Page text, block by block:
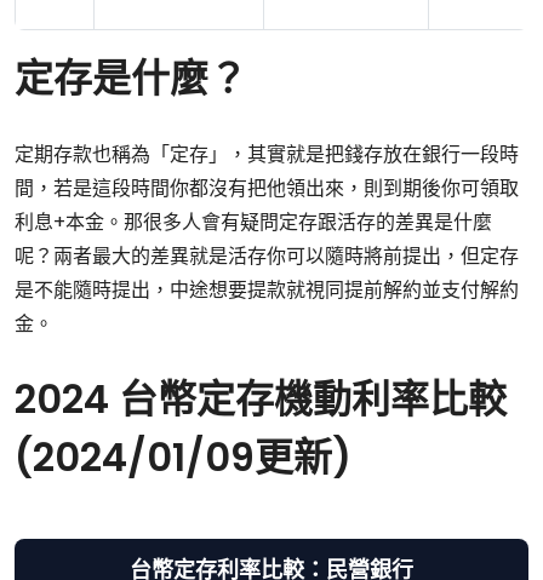
定存是什麼？
定期存款也稱為「定存」，其實就是把錢存放在銀行一段時
間，若是這段時間你都沒有把他領出來，則到期後你可領取
利息+本金。那很多人會有疑問定存跟活存的差異是什麼
呢？兩者最大的差異就是活存你可以隨時將前提出，但定存
是不能隨時提出，中途想要提款就視同提前解約並支付解約
金。
2024 台幣定存機動利率比較
(2024/01/09更新)
台幣定存利率比較：民營銀行